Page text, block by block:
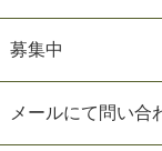
募集中
メールにて問い合